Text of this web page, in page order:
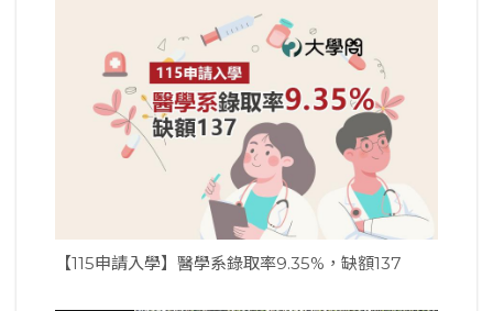
【115申請入學】醫學系錄取率9.35%，缺額137